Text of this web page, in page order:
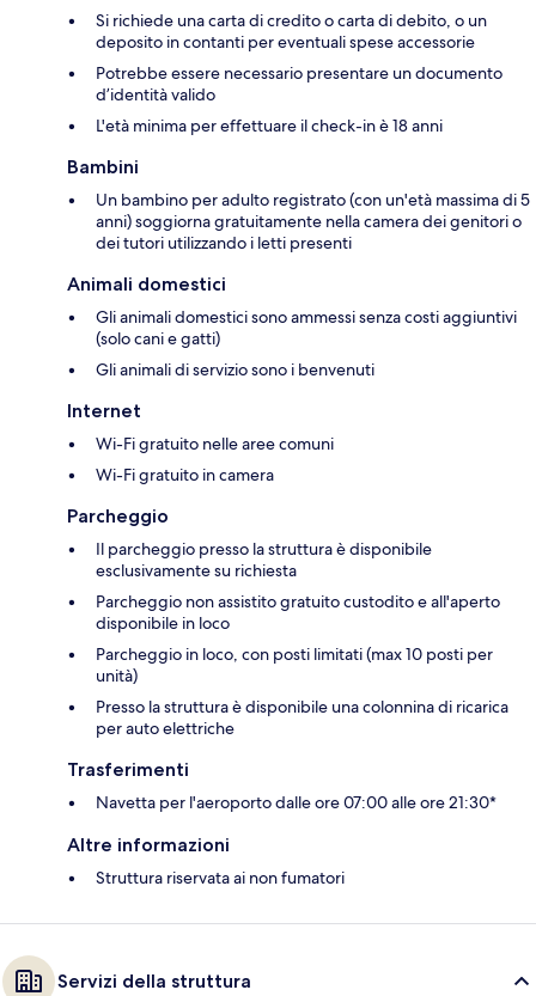
Si richiede una carta di credito o carta di debito, o un
deposito in contanti per eventuali spese accessorie
Potrebbe essere necessario presentare un documento
d’identità valido
L'età minima per effettuare il check-in è 18 anni
Bambini
Un bambino per adulto registrato (con un'età massima di 5
anni) soggiorna gratuitamente nella camera dei genitori o
dei tutori utilizzando i letti presenti
Animali domestici
Gli animali domestici sono ammessi senza costi aggiuntivi
(solo cani e gatti)
Gli animali di servizio sono i benvenuti
Internet
Wi-Fi gratuito nelle aree comuni
Wi-Fi gratuito in camera
Parcheggio
Il parcheggio presso la struttura è disponibile
esclusivamente su richiesta
Parcheggio non assistito gratuito custodito e all'aperto
disponibile in loco
Parcheggio in loco, con posti limitati (max 10 posti per
unità)
Presso la struttura è disponibile una colonnina di ricarica
per auto elettriche
Trasferimenti
Navetta per l'aeroporto dalle ore 07:00 alle ore 21:30*
Altre informazioni
Struttura riservata ai non fumatori
Servizi della struttura